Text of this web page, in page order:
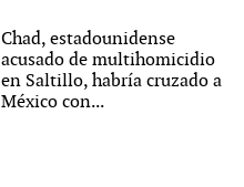
Chad, estadounidense
acusado de multihomicidio
en Saltillo, habría cruzado a
México con...